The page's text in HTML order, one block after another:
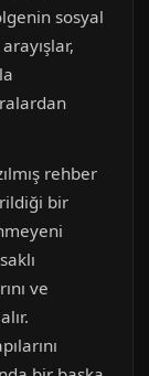
sosyal
rehber
bir
ve